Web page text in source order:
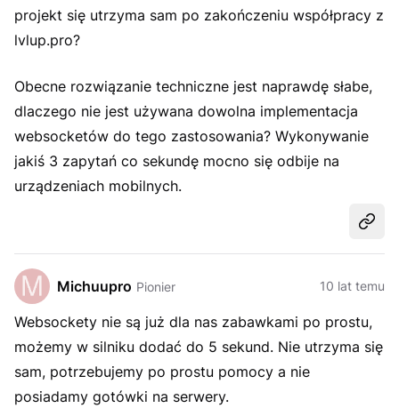
projekt się utrzyma sam po zakończeniu współpracy z
lvlup.pro?
Obecne rozwiązanie techniczne jest naprawdę słabe,
dlaczego nie jest używana dowolna implementacja
websocketów do tego zastosowania? Wykonywanie
jakiś 3 zapytań co sekundę mocno się odbije na
urządzeniach mobilnych.
Michuupro Pionier 10 lat temu
Websockety nie są już dla nas zabawkami po prostu,
możemy w silniku dodać do 5 sekund. Nie utrzyma się
sam, potrzebujemy po prostu pomocy a nie
posiadamy gotówki na serwery.